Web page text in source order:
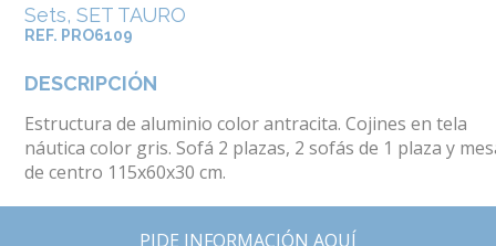
Sets, SET TAURO
REF. PRO6109
DESCRIPCIÓN
Estructura de aluminio color antracita. Cojines en tela
náutica color gris. Sofá 2 plazas, 2 sofás de 1 plaza y
de centro 115x60x30 cm.
PIDE INFORMACIÓN AQUÍ